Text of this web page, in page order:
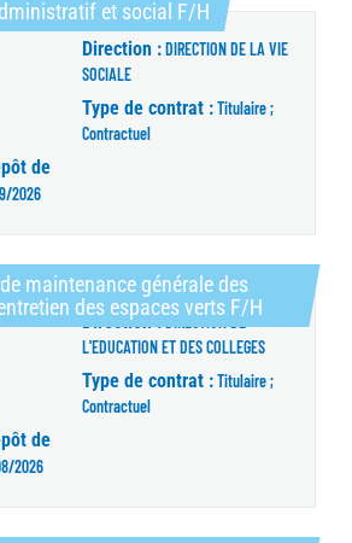
et social F/H (Nouvelle
Direction :DIRECTION DE LA VIE
SOCIALE
Type de contrat :Titulaire ;
Contractuel
de
2026
maintenance générale des
des espaces verts F/H
Direction :DIRECTION DE
L'EDUCATION ET DES COLLEGES
Type de contrat :Titulaire ;
Contractuel
de
2026